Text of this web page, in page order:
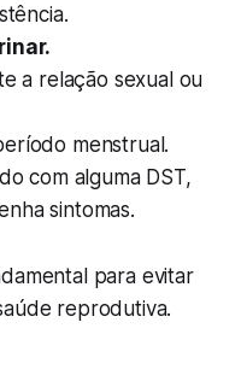
a relação sexual ou
menstrual.
com alguma DST,
sintomas.
para evitar
reprodutiva.